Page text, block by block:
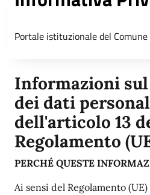
Portale istituzionale del
Informazioni
dei dati
dell'articolo 13
Regolamento
PERCHÉ QUESTE
Ai sensi del Regolamento